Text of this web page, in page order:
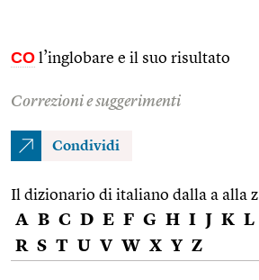
CO l’inglobare e il suo risultato
Correzioni e suggerimenti
Condividi
Il dizionario di italiano dalla a alla z
A B C D E F G H I J K L
R S T U V W X Y Z